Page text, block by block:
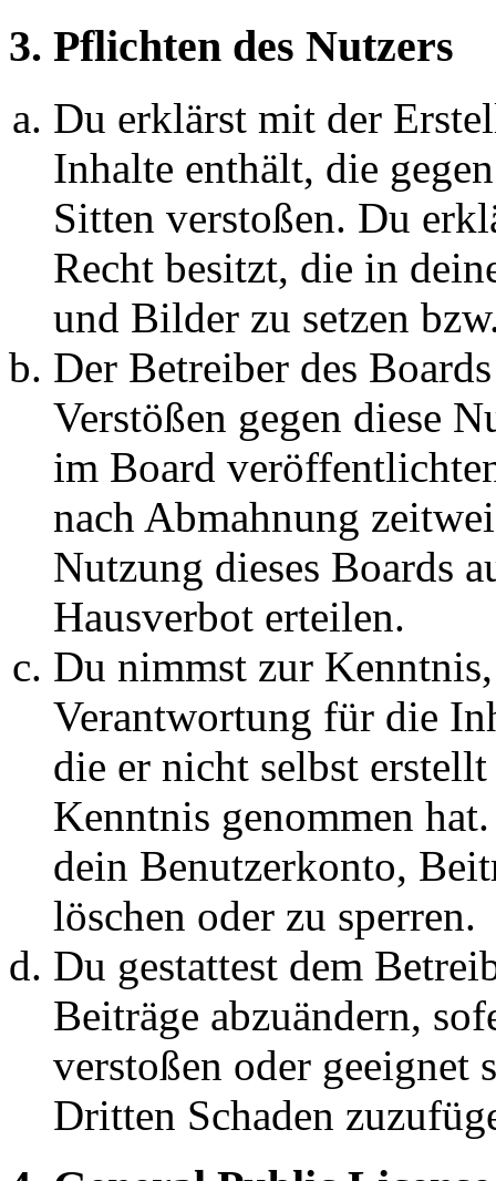
3. Pflichten des Nutzers
Du erklärst mit der
Inhalte enthält, die
Sitten verstoßen. Du
Recht besitzt, die in
und Bilder zu setzen
Der Betreiber des
Verstößen gegen diese
im Board
nach Abmahnung
Nutzung dieses Boards
Hausverbot erteilen.
Du nimmst zur
Verantwortung für die
die er nicht selbst
Kenntnis genommen
dein Benutzerkonto,
löschen oder zu sperren.
Du gestattest dem
Beiträge abzuändern,
verstoßen oder geeignet
Dritten Schaden